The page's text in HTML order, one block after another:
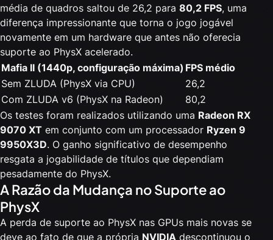
média de quadros saltou de 26,2 para 80,2 FPS, uma
diferença impressionante que torna o jogo jogável
novamente em um hardware que antes não oferecia
suporte ao PhysX acelerado.
Mafia II (1440p, configuração máxima) FPS médio
Sem ZLUDA (PhysX via CPU)
26,2
Com ZLUDA v6 (PhysX na Radeon)
80,2
Os testes foram realizados utilizando uma Radeon RX
9070 XT em conjunto com um processador Ryzen 9
9950X3D. O ganho significativo de desempenho
resgata a jogabilidade de títulos que dependiam
pesadamente do PhysX.
A Razão da Mudança no Suporte ao
PhysX
A perda de suporte ao PhysX nas GPUs mais novas se
deve ao fato de que a própria NVIDIA descontinuou o